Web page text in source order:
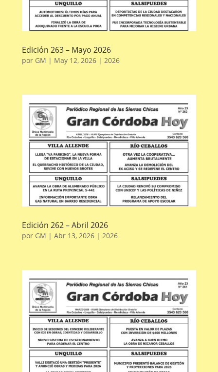
Edición 263 – Mayo 2026
por GM | May 12, 2026| 2026
Edición 262 – Abril 2026
por GM | Abr 13, 2026| 2026